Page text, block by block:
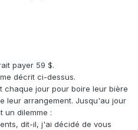
payer 59 $.
décrit ci-dessus.
chaque jour pour boire leur bière
leur arrangement. Jusqu'au jour
un dilemme :
dit-il, j'ai décidé de vous